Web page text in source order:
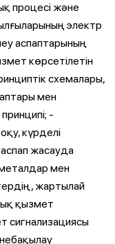
процесі және
электр
аспаптарының
көрсетілетін
схемалары,
мен
күрделі
жасауда
мен
жартылай
қызмет
сигнализациясы